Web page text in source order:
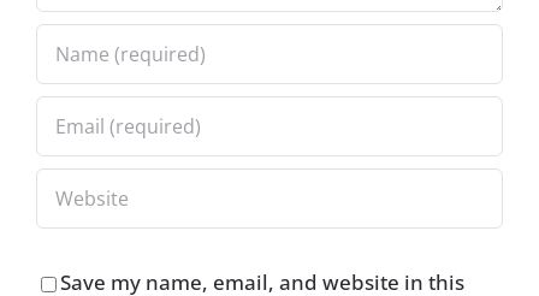
Save my name, email, and website in this